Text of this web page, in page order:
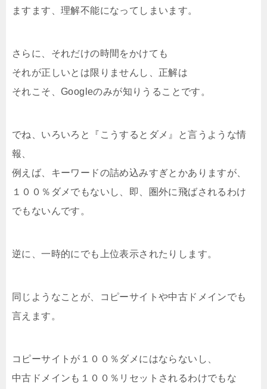
ますます、理解不能になってしまいます。
さらに、それだけの時間をかけても
それが正しいとは限りませんし、正解は
それこそ、Googleのみが知りうることです。
でね、いろいろと『こうするとダメ』と言うような情
報、
例えば、キーワードの詰め込みすぎとかありますが、
１００％ダメでもないし、即、圏外に飛ばされるわけ
でもないんです。
逆に、一時的にでも上位表示されたりします。
同じようなことが、コピーサイトや中古ドメインでも
言えます。
コピーサイトが１００％ダメにはならないし、
中古ドメインも１００％リセットされるわけでもな